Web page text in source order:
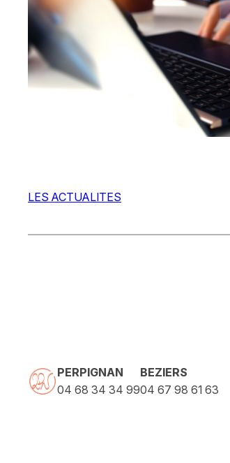
LES ACTUALITES
PERPIGNAN
04 68 34 34 99
BEZIERS
04 67 98 61 63